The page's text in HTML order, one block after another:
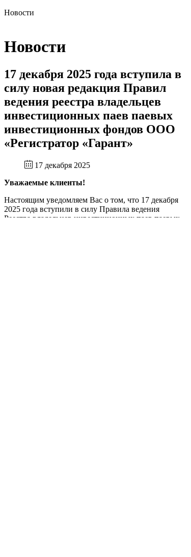
Новости
Новости
17 декабря 2025 года вступила в
силу новая редакция Правил
ведения реестра владельцев
инвестиционных паев паевых
инвестиционных фондов ООО
«Регистратор «Гарант»
17 декабря 2025
Уважаемые клиенты!
Настоящим уведомляем Вас о том, что 17 декабря
2025 года вступили в силу Правила ведения
Реестра владельцев инвестиционных паев паевых